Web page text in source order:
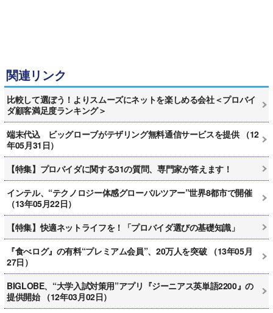
関連リンク
比較して選ぼう！よりスムーズにネットを楽しめる会社＜プロバイ
ダ顧客満足度ランキング＞
端末代込 ビッグローブがテザリング無料通信サービスを提供 （12
年05月31日）
【特集】プロバイダに関する31の質問、専門家が答えます！
インテル、“テクノロジー体感グローバルツアー”世界8都市で開催
（13年05月22日）
【特集】快適ネットライフを！「プロバイダ選びの基礎知識」
『食べログ』の有料“プレミアム会員”、20万人を突破 （13年05月
27日）
BIGLOBE、“大学入試対策用”アプリ『ジーニアス英単語2200』の
提供開始 （12年03月02日）